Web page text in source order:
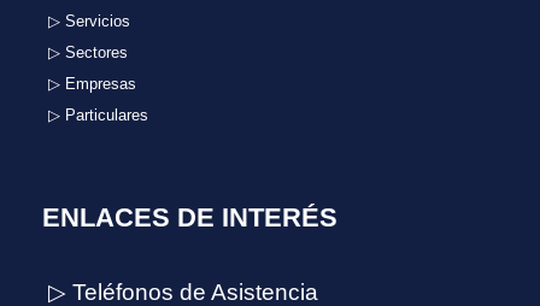
▷ Servicios
▷ Sectores
▷ Empresas
▷ Particulares
ENLACES DE INTERÉS
▷ Teléfonos de Asistencia